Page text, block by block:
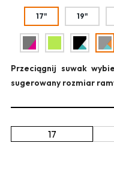
Przeciągnij suwak
sugerowany rozmiar
17
17" 19"